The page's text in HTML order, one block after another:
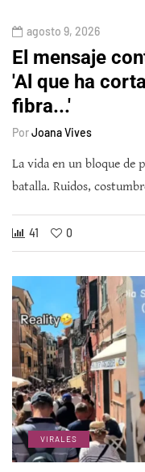
agosto 9, 2026
El mensaje
'Al que ha
fibra...'
PorJoana Vives
La vida en un bloque de
batalla. Ruidos,
41 0
VIRALES